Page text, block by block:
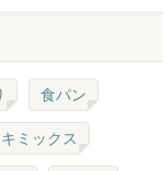
食パン
ミックス